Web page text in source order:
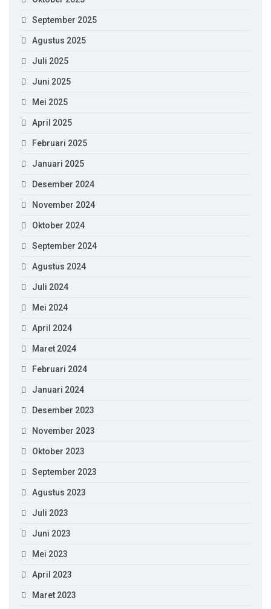
September 2025
Agustus 2025
Juli 2025
Juni 2025
Mei 2025
April 2025
Februari 2025
Januari 2025
Desember 2024
November 2024
Oktober 2024
September 2024
Agustus 2024
Juli 2024
Mei 2024
April 2024
Maret 2024
Februari 2024
Januari 2024
Desember 2023
November 2023
Oktober 2023
September 2023
Agustus 2023
Juli 2023
Juni 2023
Mei 2023
April 2023
Maret 2023